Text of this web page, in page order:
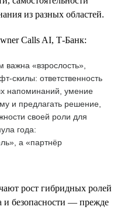
из разных областей.
Calls AI, Т-Банк:
важна «взрослость»,
скилы: ответственность
напоминаний, умение
и предлагать решение,
своей роли для
года:
а «партнёр
рост гибридных ролей
безопасности — прежде